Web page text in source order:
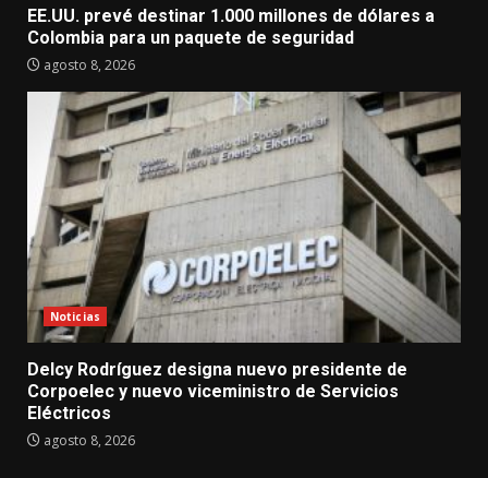
EE.UU. prevé destinar 1.000 millones de dólares a
Colombia para un paquete de seguridad
agosto 8, 2026
Noticias
Delcy Rodríguez designa nuevo presidente de
Corpoelec y nuevo viceministro de Servicios
Eléctricos
agosto 8, 2026